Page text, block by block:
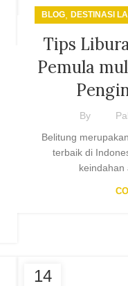
BLOG DESTINASI
Tips
Pemula
By
Belitung
terbaik di
keindahan
14